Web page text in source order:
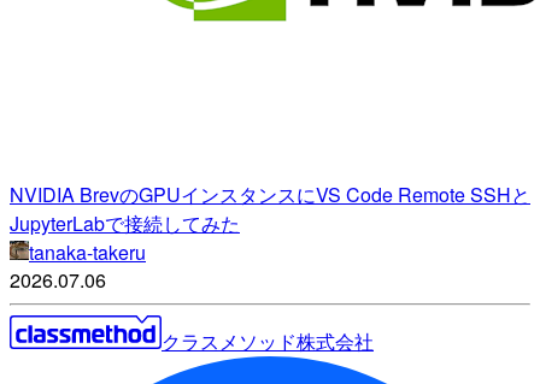
NVIDIA BrevのGPUインスタンスにVS Code Remote SSHと
JupyterLabで接続してみた
tanaka-takeru
2026.07.06
クラスメソッド株式会社